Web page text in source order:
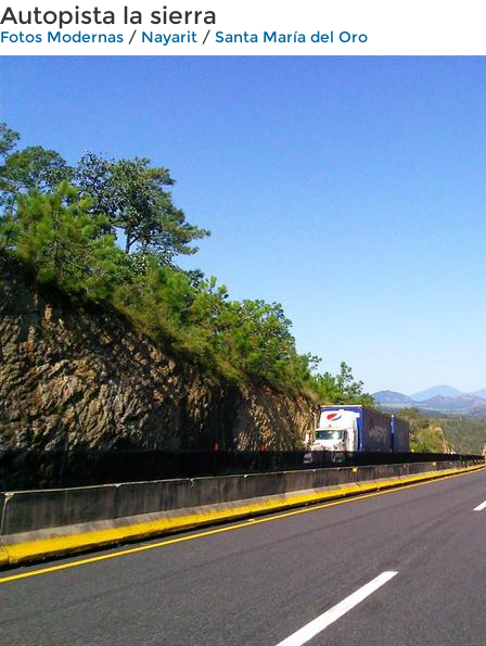
Autopista la sierra
Fotos Modernas / Nayarit / Santa María del Oro